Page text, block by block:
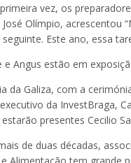
vez, os
Olímpio,
Este ano, essa
e Angus estão em
da Galiza, com a
da InvestBraga,
presentes Cecilio
de duas décadas,